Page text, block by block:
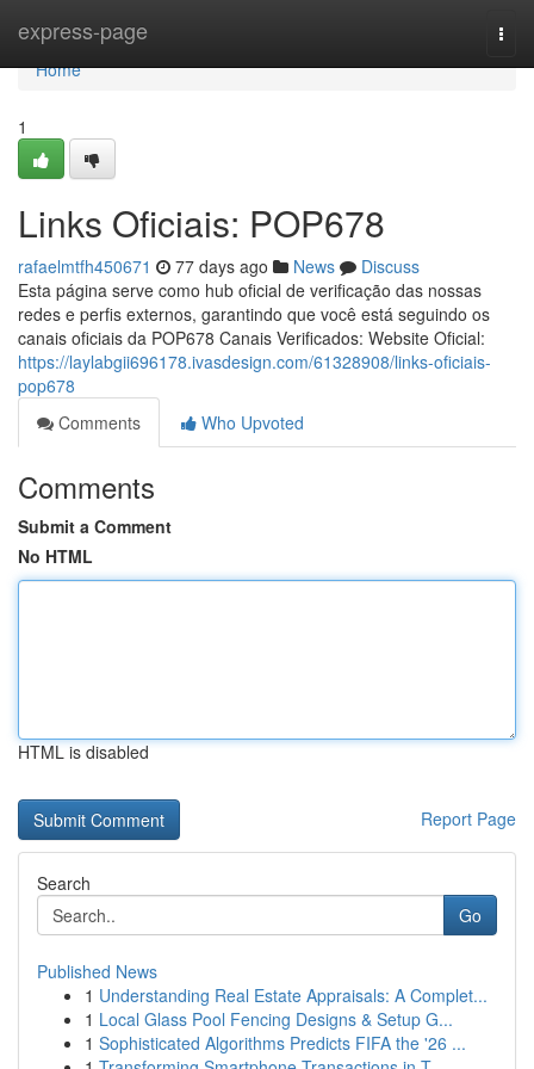
express-page
Home
Home
1
Links Oficiais: POP678
rafaelmtfh450671 77 days ago News
Discuss
Esta página serve como hub oficial de verificação das nossas
redes e perfis externos, garantindo que você está seguindo os
canais oficiais da POP678 Canais Verificados: Website Oficial:
https://laylabgii696178.ivasdesign.com/61328908/links-oficiais-
pop678
Comments
Who Upvoted
Comments
Submit a Comment
No HTML
HTML is disabled
Report Page
Search
Go
Published News
1 Understanding Real Estate Appraisals: A Complet...
1 Local Glass Pool Fencing Designs & Setup G...
1 Sophisticated Algorithms Predicts FIFA the '26 ...